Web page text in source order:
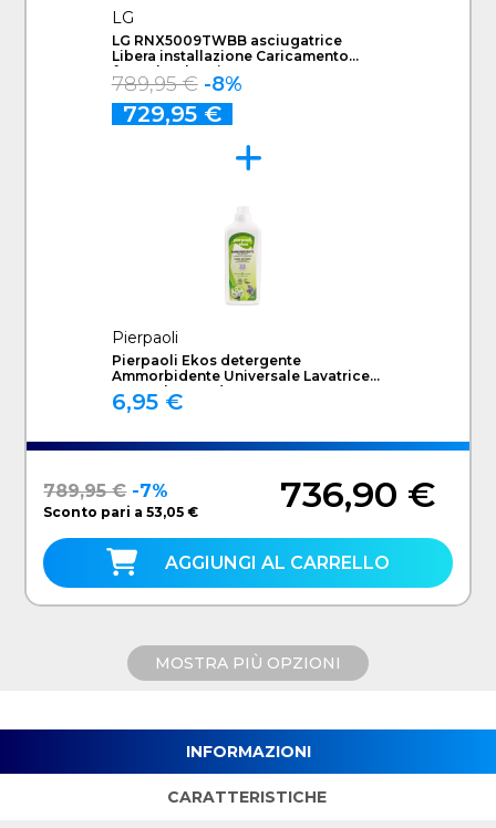
LG
LG RNX5009TWBB asciugatrice
Libera installazione Caricamento
frontale 9 kg Bianco
789,95 € -8%
729,95 €
Pierpaoli
Pierpaoli Ekos detergente
Ammorbidente Universale Lavatrice
1000 ml Lavanda
6,95 €
789,95 € -7%
Sconto pari a 53,05 € 736,90 €
AGGIUNGI AL CARRELLO
MOSTRA PIÙ OPZIONI
INFORMAZIONI
CARATTERISTICHE